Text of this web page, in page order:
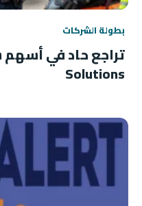
بطولة الشركات
Solutions